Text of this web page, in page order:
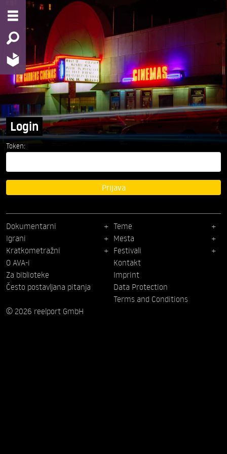
Login
Token:
Prijava
Dokumentarni
Igrani
Kratkometražni
Teme
Mesta
Festivali
O AVA-i
Za biblioteke
Često postavljana pitanja
Kontakt
Imprint
Data Protection
Terms and Conditions
© 2026 reelport GmbH